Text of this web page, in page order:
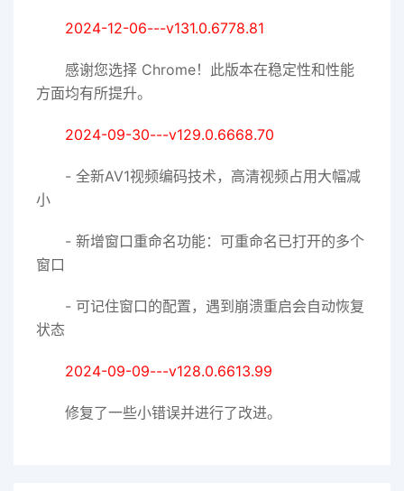
2024-12-06---v131.0.6778.81
感谢您选择 Chrome！此版本在稳定性和性能
方面均有所提升。
2024-09-30---v129.0.6668.70
- 全新AV1视频编码技术，高清视频占用大幅减
小
- 新增窗口重命名功能：可重命名已打开的多个
窗口
- 可记住窗口的配置，遇到崩溃重启会自动恢复
状态
2024-09-09---v128.0.6613.99
修复了一些小错误并进行了改进。